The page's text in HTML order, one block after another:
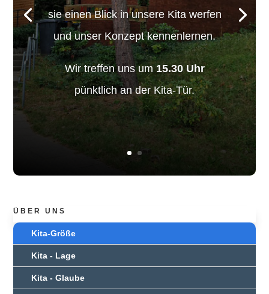
sie einen Blick in unsere Kita werfen
und unser Konzept kennenlernen.
Wir treffen uns um15.30 Uhr
pünktlich an der Kita-Tür.
ÜBER UNS
Kita-Größe
Kita - Lage
Kita - Glaube